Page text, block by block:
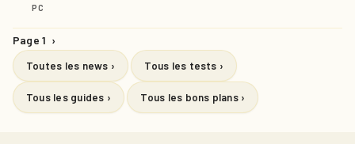
PC
Page 1 ›
Toutes les news › Tous les tests ›
Tous les guides › Tous les bons plans ›